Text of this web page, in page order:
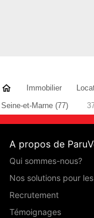
Immobilier
Seine-et-Marne (77)
A propos de
Qui sommes-nous?
Nos solutions pour
Recrutement
Témoignages